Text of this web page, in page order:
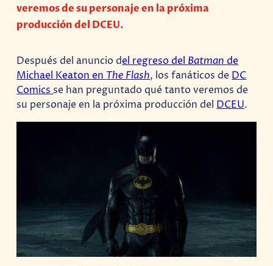
veremos de su personaje en la próxima
producción del DCEU.
Después del anuncio del regreso del Batmande
Michael Keaton en The Flash, los fanáticos de DC
Comics se han preguntado qué tanto veremos de
su personaje en la próxima producción del DCEU.